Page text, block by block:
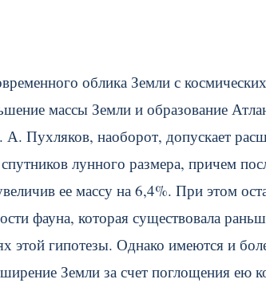
облика Земли с
массы Земли и образование
Пухляков, наоборот, допускает
лунного размера, причем
ее массу на 6,4%. При этом
фауна, которая существовала
гипотезы. Однако имеются и
Земли за счет поглощения ею